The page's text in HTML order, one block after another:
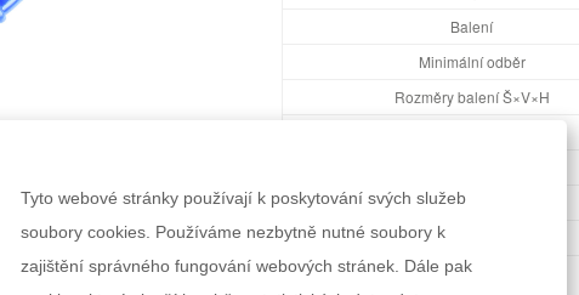
Balení
Minimální odběr
Rozměry balení Š×V×H
Výrobce
Informace k výrobku
Tyto webové stránky používají k poskytování svých služeb
soubory cookies. Používáme nezbytně nutné soubory k
zajištění správného fungování webových stránek. Dále pak